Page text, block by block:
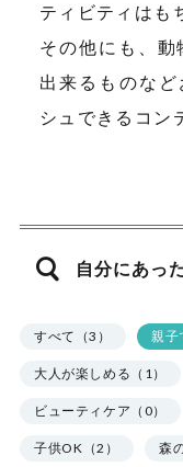
ティビティはも
その他にも、
出来るものな
シュできるコン
自分にあっ
すべて（3） 親子
大人が楽しめる（1）
ビューティケア（0）
子供OK（2） 森